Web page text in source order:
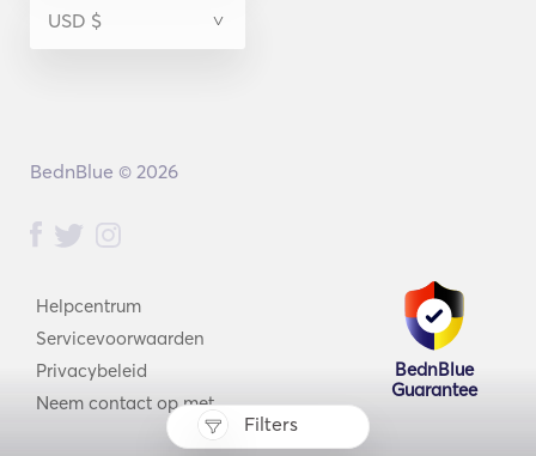
Filters
Helpcentrum
Servicevoorwaarden
Privacybeleid
Neem contact op met
BednBlue
Guarantee
BednBlue © 2026